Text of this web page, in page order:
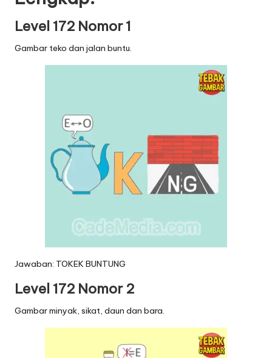
Level 172 Nomor 1
Gambar teko dan jalan buntu.
Jawaban: TOKEK BUNTUNG
Level 172 Nomor 2
Gambar minyak, sikat, daun dan bara.